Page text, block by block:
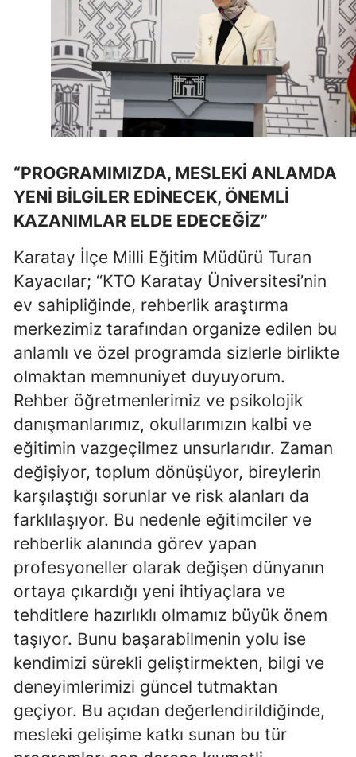
Uşak
Van
Yozgat
Zonguldak
Aksaray
Bayburt
Karaman
Batman
Şırnak
Bartın
Iğdır
Yalova
Karabük
Kilis
Osmaniye
Düzce
“PROGRAMIMIZDA, MESLEKİ ANLAMDA
YENİ BİLGİLER EDİNECEK, ÖNEMLİ
KAZANIMLAR ELDE EDECEĞİZ”
Karatay İlçe Milli Eğitim Müdürü Turan
Kayacılar; “KTO Karatay Üniversitesi’nin
ev sahipliğinde, rehberlik araştırma
merkezimiz tarafından organize edilen bu
anlamlı ve özel programda sizlerle birlikte
olmaktan memnuniyet duyuyorum.
Rehber öğretmenlerimiz ve psikolojik
danışmanlarımız, okullarımızın kalbi ve
eğitimin vazgeçilmez unsurlarıdır. Zaman
değişiyor, toplum dönüşüyor, bireylerin
karşılaştığı sorunlar ve risk alanları da
farklılaşıyor. Bu nedenle eğitimciler ve
rehberlik alanında görev yapan
profesyoneller olarak değişen dünyanın
ortaya çıkardığı yeni ihtiyaçlara ve
tehditlere hazırlıklı olmamız büyük önem
taşıyor. Bunu başarabilmenin yolu ise
kendimizi sürekli geliştirmekten, bilgi ve
deneyimlerimizi güncel tutmaktan
geçiyor. Bu açıdan değerlendirildiğinde,
mesleki gelişime katkı sunan bu tür